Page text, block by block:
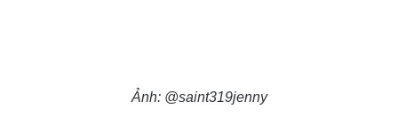
Ảnh: @saint319jenny